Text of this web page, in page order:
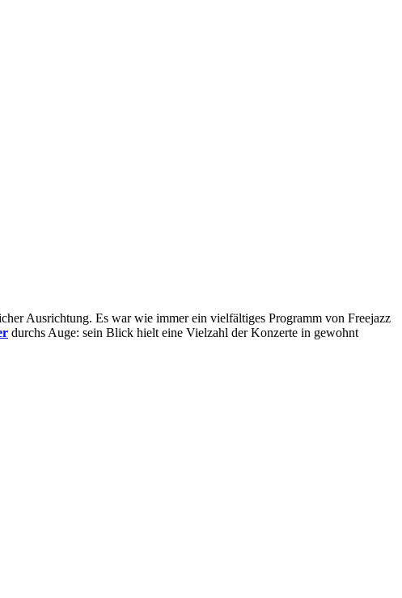
Ausrichtung. Es war wie immer ein vielfältiges Programm von Freejazz
durchs Auge: sein Blick hielt eine Vielzahl der Konzerte in gewohnt